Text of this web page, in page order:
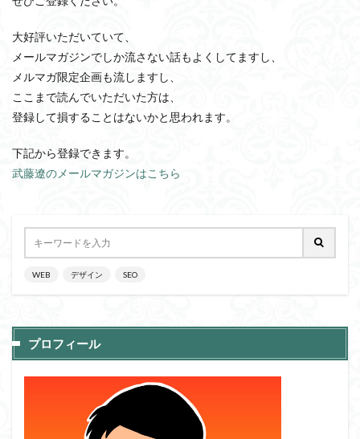
大好評いただいていて、
メールマガジンでしか流さない話もよくしてますし、
メルマガ限定企画も流しますし、
ここまで読んでいただいた方は、
登録して損することはないかと思われます。
下記から登録できます。
武藤遼のメールマガジンはこちら
WEB デザイン SEO
プロフィール